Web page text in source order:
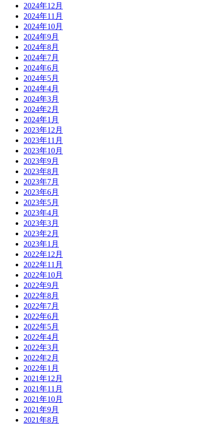
2024年12月
2024年11月
2024年10月
2024年9月
2024年8月
2024年7月
2024年6月
2024年5月
2024年4月
2024年3月
2024年2月
2024年1月
2023年12月
2023年11月
2023年10月
2023年9月
2023年8月
2023年7月
2023年6月
2023年5月
2023年4月
2023年3月
2023年2月
2023年1月
2022年12月
2022年11月
2022年10月
2022年9月
2022年8月
2022年7月
2022年6月
2022年5月
2022年4月
2022年3月
2022年2月
2022年1月
2021年12月
2021年11月
2021年10月
2021年9月
2021年8月